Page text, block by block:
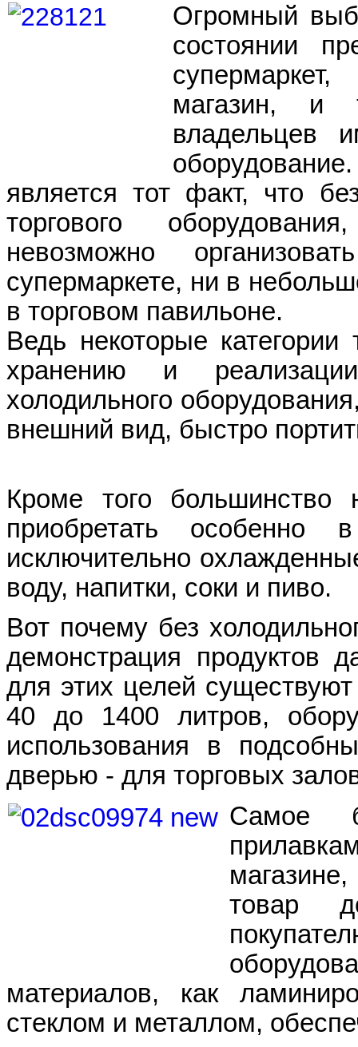
Огромный
состоянии
магазин, и
владельцев
является тот факт, что
торгового
невозможно
супермаркете, ни в
в торговом павильоне.
Ведь некоторые
хранению и
холодильного
внешний вид, быстро
Кроме того большинство
приобретать
исключительно
воду, напитки, соки и пиво.
Вот почему без
демонстрация продуктов
для этих целей
40 до 1400 литров,
использования в
дверью - для торговых
Самое
товар
материалов, как
стеклом и металлом,